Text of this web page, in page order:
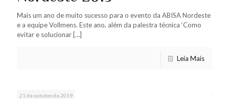
Mais um ano de muito sucesso para o evento da ABISA Nordeste
e a equipe Vollmens. Este ano, além da palestra técnica ‘Como
evitar e solucionar[…]
Leia Mais
21 de outubro de 2019